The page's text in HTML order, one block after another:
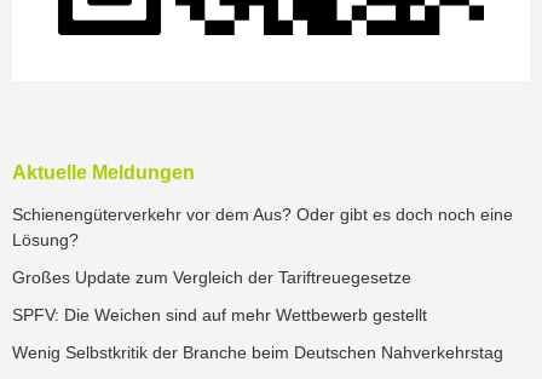
Aktuelle Meldungen
Schienengüterverkehr vor dem Aus? Oder gibt es doch noch eine
Lösung?
Großes Update zum Vergleich der Tariftreuegesetze
SPFV: Die Weichen sind auf mehr Wettbewerb gestellt
Wenig Selbstkritik der Branche beim Deutschen Nahverkehrstag